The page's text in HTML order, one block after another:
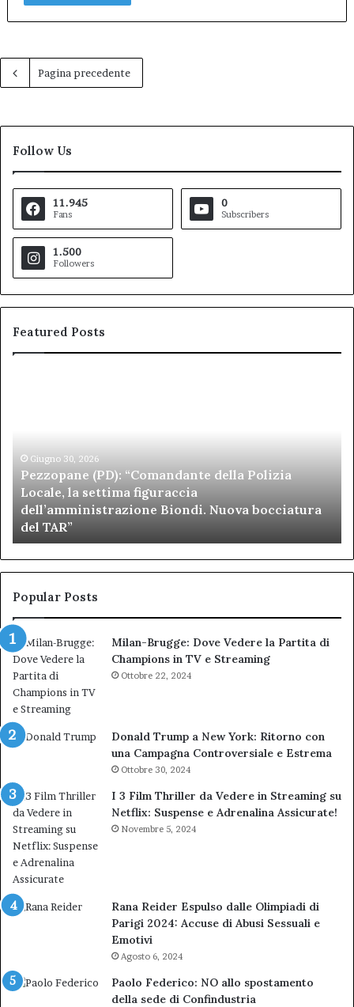
Pagina precedente
Follow Us
11.945
Fans
0
Subscribers
1.500
Followers
Featured Posts
Locale,
settima
figuraccia
dell’amministrazione
Biondi.
Nuova
bocciatura
del
Giugno 30, 2026
Pezzopane (PD): “Comandante della Polizia
Locale, la settima figuraccia
dell’amministrazione Biondi. Nuova bocciatura
del TAR”
ai
Popular Posts
Milan-Brugge: Dove Vedere la Partita di
Champions in TV e Streaming
Ottobre 22, 2024
Donald Trump a New York: Ritorno con
una Campagna Controversiale e Estrema
Ottobre 30, 2024
I 3 Film Thriller da Vedere in Streaming su
Netflix: Suspense e Adrenalina Assicurate!
Novembre 5, 2024
Rana Reider Espulso dalle Olimpiadi di
Parigi 2024: Accuse di Abusi Sessuali e
Emotivi
Agosto 6, 2024
Paolo Federico: NO allo spostamento
della sede di Confindustria